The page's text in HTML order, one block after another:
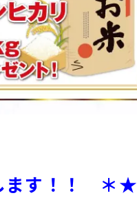
ます！！ ＊★